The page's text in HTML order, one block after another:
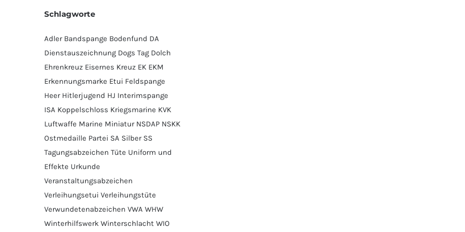
Schlagworte
Adler Bandspange Bodenfund DA
Dienstauszeichnung Dogs Tag Dolch
Ehrenkreuz Eisernes Kreuz EK EKM
Erkennungsmarke Etui Feldspange
Heer Hitlerjugend HJ Interimspange
ISA Koppelschloss Kriegsmarine KVK
Luftwaffe Marine Miniatur NSDAP NSKK
Ostmedaille Partei SA Silber SS
Tagungsabzeichen Tüte Uniform und
Effekte Urkunde
Veranstaltungsabzeichen
Verleihungsetui Verleihungstüte
Verwundetenabzeichen VWA WHW
Winterhilfswerk Winterschlacht WIO